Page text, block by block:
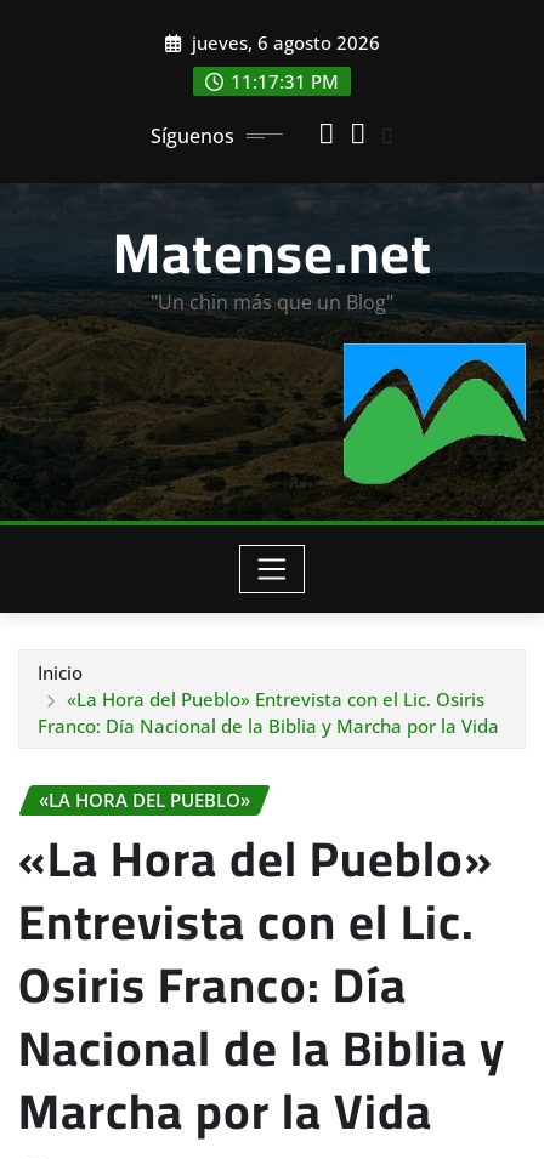
jueves, 6 agosto 2026
11:17:33 PM
Síguenos
Matense.net
"Un chin más que un Blog"
Inicio
«La Hora del Pueblo» Entrevista con el Lic. Osiris
Franco: Día Nacional de la Biblia y Marcha por la Vida
«LA HORA DEL PUEBLO»
«La Hora del Pueblo»
Entrevista con el Lic.
Osiris Franco: Día
Nacional de la Biblia y
Marcha por la Vida